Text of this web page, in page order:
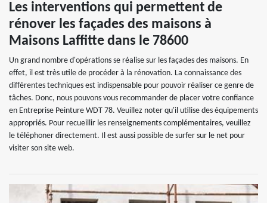
Les interventions qui permettent de
rénover les façades des maisons à
Maisons Laffitte dans le 78600
Un grand nombre d'opérations se réalise sur les façades des maisons. En
effet, il est très utile de procéder à la rénovation. La connaissance des
différentes techniques est indispensable pour pouvoir réaliser ce genre de
tâches. Donc, nous pouvons vous recommander de placer votre confiance
en Entreprise Peinture WDT 78. Veuillez noter qu'il utilise des équipements
appropriés. Pour recueillir les renseignements complémentaires, veuillez
le téléphoner directement. Il est aussi possible de surfer sur le net pour
visiter son site web.